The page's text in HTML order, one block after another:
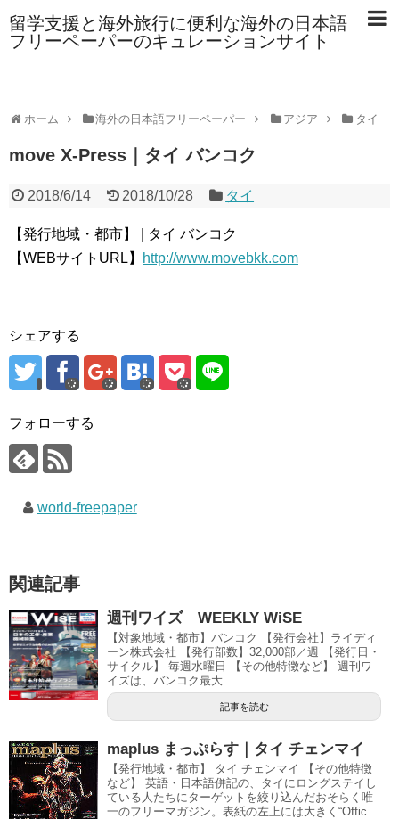
留学支援と海外旅行に便利な海外の日本語
フリーペーパーのキュレーションサイト
ホーム 海外の日本語フリーペーパー アジア タイ
move X-Press｜タイ バンコク
2018/6/14 2018/10/28 タイ
【発行地域・都市】 | タイ バンコク
【WEBサイトURL】
http://www.movebkk.com
シェアする
フォローする
world-freepaper
関連記事
週刊ワイズ WEEKLY WiSE
【対象地域・都市】バンコク 【発行会社】ライディ
ーン株式会社 【発行部数】32,000部／週 【発行日・
サイクル】 毎週水曜日 【その他特徴など】 週刊ワ
イズは、バンコク最大...
記事を読む
maplus まっぷらす｜タイ チェンマイ
【発行地域・都市】 タイ チェンマイ 【その他特徴
など】 英語・日本語併記の、タイにロングステイし
ている人たちにターゲットを絞り込んだおそらく唯
一のフリーマガジン。表紙の左上には大きく“Offic...